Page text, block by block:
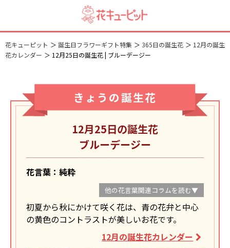
花キューピット 誕生日フラワーギフト特集 365日の誕生花
12月の誕生
花カレンダー
12月25日の誕生花 | ブルーデージー
きょうの誕生花
12月25日の誕生花
ブルーデージー
花言葉：純粋
他の花言葉関連コラムを読む▼
初夏から秋にかけて咲く花は、青の花弁と中心
の黄色のコントラストが美しいお花です。
12月の誕生花カレンダー